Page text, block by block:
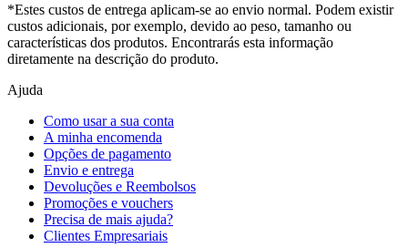
*Estes custos de entrega aplicam-se ao envio normal. Podem existir
custos adicionais, por exemplo, devido ao peso, tamanho ou
características dos produtos. Encontrarás esta informação
diretamente na descrição do produto.
Ajuda
Como usar a sua conta
A minha encomenda
Opções de pagamento
Envio e entrega
Devoluções e Reembolsos
Promoções e vouchers
Precisa de mais ajuda?
Clientes Empresariais